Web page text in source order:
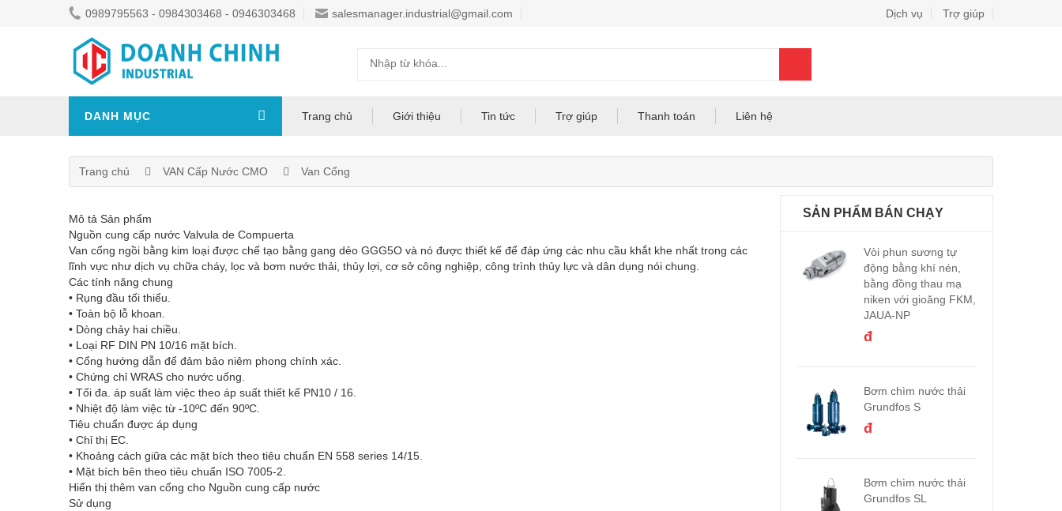
0989795563 - 0984303468 - 0946303468 salesmanager.industrial@gmail.com Dịch vụ Trợ giúp
DANH MỤC Trang chủ Giới thiệu Tin tức Trợ giúp Thanh toán Liên hệ
Trang chủ VAN Cấp Nước CMO Van Cổng
SẢN PHẨM BÁN CHẠY
Vòi phun sương tự
động bằng khí nén,
bằng đồng thau mạ
niken với gioăng FKM,
JAUA-NP
đ
Bơm chìm nước thải
Grundfos S
đ
Bơm chìm nước thải
Grundfos SL
Mô tả Sản phẩm
Nguồn cung cấp nước Valvula de Compuerta
Van cổng ngồi bằng kim loại được chế tạo bằng gang dẻo GGG5O và nó được thiết kế để đáp ứng các nhu cầu khắt khe nhất trong các
lĩnh vực như dịch vụ chữa cháy, lọc và bơm nước thải, thủy lợi, cơ sở công nghiệp, công trình thủy lực và dân dụng nói chung.
Các tính năng chung
• Rụng đầu tối thiểu.
• Toàn bộ lỗ khoan.
• Dòng chảy hai chiều.
• Loại RF DIN PN 10/16 mặt bích.
• Cổng hướng dẫn để đảm bảo niêm phong chính xác.
• Chứng chỉ WRAS cho nước uống.
• Tối đa. áp suất làm việc theo áp suất thiết kế PN10 / 16.
• Nhiệt độ làm việc từ -10ºC đến 90ºC.
Tiêu chuẩn được áp dụng
• Chỉ thị EC.
• Khoảng cách giữa các mặt bích theo tiêu chuẩn EN 558 series 14/15.
• Mặt bích bên theo tiêu chuẩn ISO 7005-2.
Hiển thị thêm van cổng cho Nguồn cung cấp nước
Sử dụng